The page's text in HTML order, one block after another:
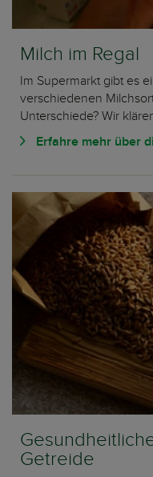
Milch im Regal
Im Supermarkt gibt es
verschiedenen
Unterschiede? Wir
Erfahre mehr über
Getreide